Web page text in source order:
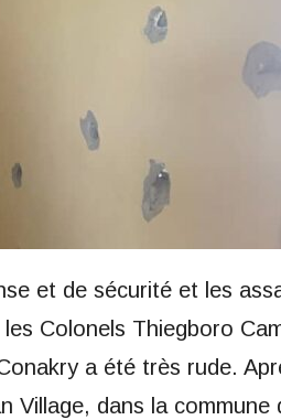
et de sécurité et les
les Colonels Thiegboro
a été très rude.
Village, dans la commune